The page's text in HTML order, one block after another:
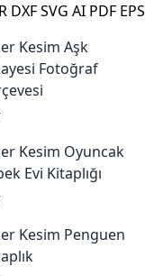
DXFSVG AI PDF EPS
Kesim Aşk
Fotoğraf
Kesim Oyuncak
Evi Kitaplığı
Kesim Penguen